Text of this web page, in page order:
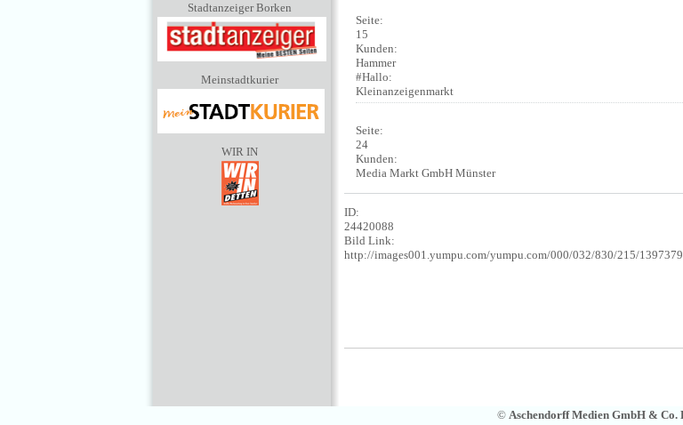
Stadtanzeiger Borken
Meinstadtkurier
WIR IN
Seite:
15
Kunden:
Hammer
#Hallo:
Kleinanzeigenmarkt
Seite:
24
Kunden:
Media Markt GmbH Münster
ID:
24420088
Bild Link:
http://images001.yumpu.com/yumpu.com/000/032/830/215/
© Aschendorff Medien GmbH & Co.